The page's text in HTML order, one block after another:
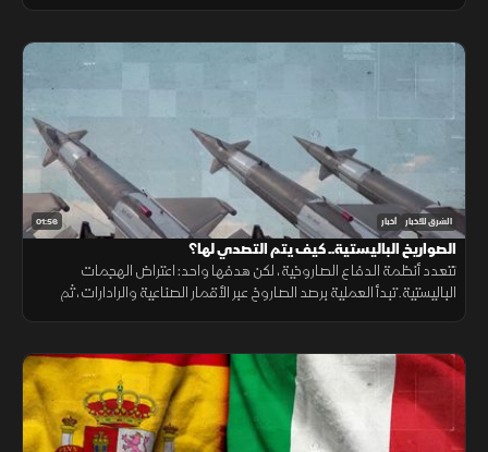
01:56 الشرق للأخبار أخبار
الصواريخ الباليستية.. كيف يتم التصدي لها؟
تتعدد أنظمة الدفاع الصاروخية، لكن هدفها واحد: اعتراض الهجمات
الباليستية. تبدأ العملية برصد الصاروخ عبر الأقمار الصناعية والرادارات، ثم